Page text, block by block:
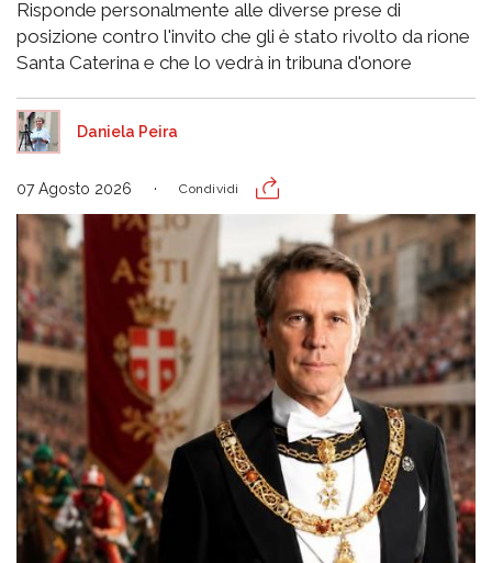
Risponde personalmente alle diverse prese di
posizione contro l'invito che gli è stato rivolto da rione
Santa Caterina e che lo vedrà in tribuna d'onore
Daniela Peira
07 Agosto 2026 Condividi